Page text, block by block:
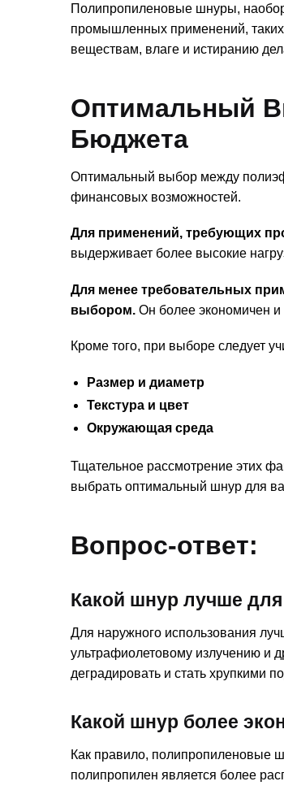
Полипропиленовые шнуры,
промышленных применений, таких
веществам, влаге и истиранию
Оптимальный
Бюджета
Оптимальный выбор между
финансовых возможностей.
Для применений, требующих
выдерживает более высокие
Для менее требовательных
выбором. Он более экономичен и
Кроме того, при выборе следует
Размер и диаметр
Текстура и цвет
Окружающая среда
Тщательное рассмотрение этих
выбрать оптимальный шнур для
Вопрос-ответ:
Какой шнур лучше
Для наружного использования
ультрафиолетовому излучению и
деградировать и стать хрупкими
Какой шнур более
Как правило, полипропиленовые
полипропилен является более